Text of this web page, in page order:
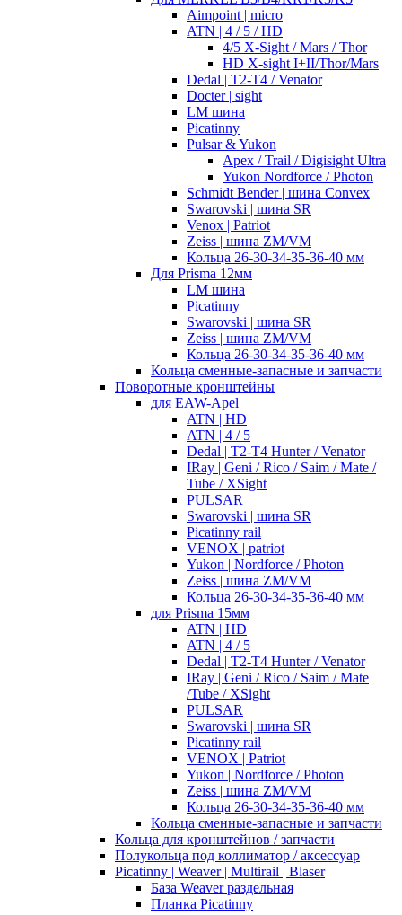
Aimpoint | micro
ATN | 4 / 5 / HD
4/5 X-Sight / Mars / Thor
HD X-sight I+II/Thor/Mars
Dedal | T2-T4 / Venator
Docter | sight
LM шина
Picatinny
Pulsar & Yukon
Apex / Trail / Digisight Ultra
Yukon Nordforce / Photon
Schmidt Bender | шина Convex
Swarovski | шина SR
Venox | Patriot
Zeiss | шина ZM/VM
Кольца 26-30-34-35-36-40 мм
Для Prisma 12мм
LM шина
Picatinny
Swarovski | шина SR
Zeiss | шина ZM/VM
Кольца 26-30-34-35-36-40 мм
Кольца сменные-запасные и запчасти
Поворотные кронштейны
для EAW-Apel
ATN | HD
ATN | 4 / 5
Dedal | T2-T4 Hunter / Venator
IRay | Geni / Rico / Saim / Mate /
Tube / XSight
PULSAR
Swarovski | шина SR
Picatinny rail
VENOX | patriot
Yukon | Nordforce / Photon
Zeiss | шина ZM/VM
Кольца 26-30-34-35-36-40 мм
для Prisma 15мм
ATN | HD
ATN | 4 / 5
Dedal | T2-T4 Hunter / Venator
IRay | Geni / Rico / Saim / Mate
/Tube / XSight
PULSAR
Swarovski | шина SR
Picatinny rail
VENOX | Patriot
Yukon | Nordforce / Photon
Zeiss | шина ZM/VM
Кольца 26-30-34-35-36-40 мм
Кольца сменные-запасные и запчасти
Кольца для кронштейнов / запчасти
Полукольца под коллиматор / аксессуар
Picatinny | Weaver | Multirail | Blaser
База Weaver раздельная
Планка Picatinny